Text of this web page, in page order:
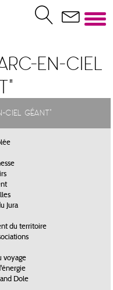
en-ciel
ciel géant"
Jura
du territoire
voyage
Dole